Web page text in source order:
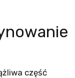
część